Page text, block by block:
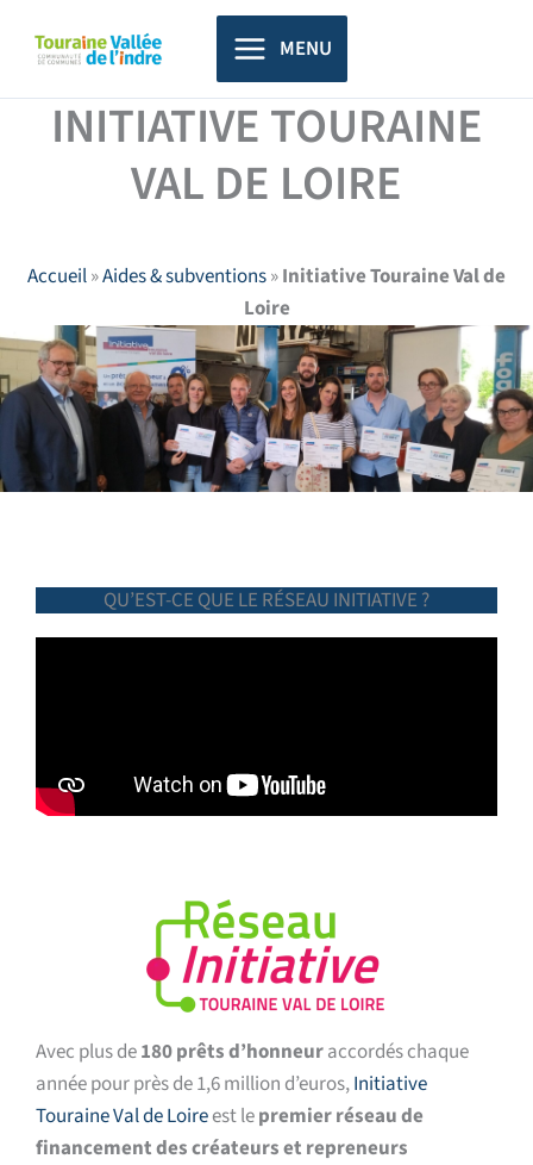
principal
MENU
INITIATIVE TOURAINE
VAL DE LOIRE
Accueil»Aides & subventions»Initiative Touraine Val de
Loire
QU’EST-CE QUE LE RÉSEAU INITIATIVE ?
Avec plus de180 prêts d’honneuraccordés chaque
année pour près de 1,6 million d’euros,Initiative
Touraine Val de Loireest lepremier réseau de
financementdes créateurs et repreneurs